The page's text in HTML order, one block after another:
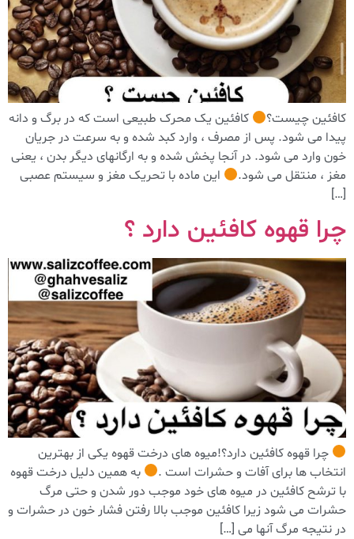
کافئین چیست؟
کافئین یک محرک طبیعی است که در برگ و دانه
پیدا می شود. پس از مصرف ، وارد کبد شده و به سرعت در جریان
خون وارد می شود. در آنجا پخش شده و به ارگانهای دیگر بدن ، یعنی
مغز ، منتقل می شود.
این ماده با تحریک مغز و سیستم عصبی
[…]
چرا قهوه کافئین دارد ؟
چرا قهوه كافئين دارد؟!ميوه های درخت قهوه یکی از بهترین
انتخاب ها برای آفات و حشرات است .
به همین دلیل درخت قهوه
با ترشح کافئین در میوه های خود موجب دور شدن و حتی مرگ
حشرات می شود زیرا کافئین موجب بالا رفتن فشار خون در حشرات و
در نتیجه مرگ آنها می […]